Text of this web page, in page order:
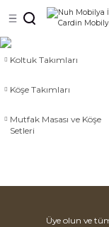
Koltuk Takımları
Köşe Takımları
Mutfak Masası ve Köşe
Setleri
Üye olun ve